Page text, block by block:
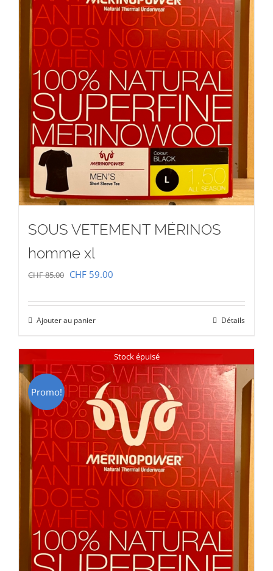
SOUS VETEMENT MÉRINOS
homme xl
CHF85.00 Le
initial
était :
CHF 85.00.
CHF 59.00
actuel
CHF 59.00.
Ajouter au panier Détails
Stock épuisé
Promo!